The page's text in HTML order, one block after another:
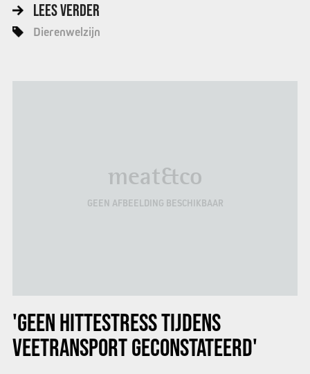
LEES VERDER
Dierenwelzijn
meat&co
GEEN AFBEELDING BESCHIKBAAR
'GEEN HITTESTRESS TIJDENS
VEETRANSPORT GECONSTATEERD'